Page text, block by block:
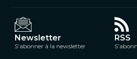
Newsletter
S’abonner à la newsletter
RSS